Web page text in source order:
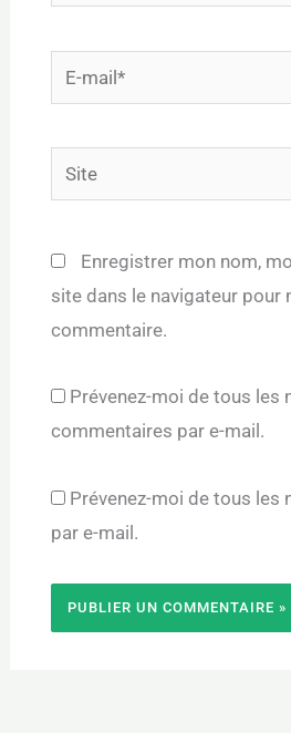
mail*
Site
Enregistrer mon nom,
site dans le navigateur pour
commentaire.
Prévenez-moi de tous les
commentaires par e-mail.
Prévenez-moi de tous les
par e-mail.